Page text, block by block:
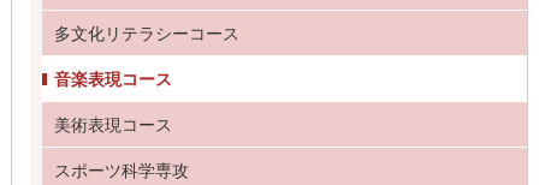
多文化リテラシーコース
音楽表現コース
美術表現コース
スポーツ科学専攻